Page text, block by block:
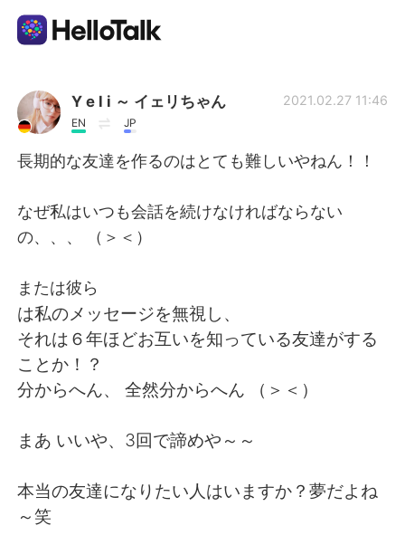
Language Exchange App
AI Grammar Checker
Español العربية
Français
Indonesia Italiano
Y e l i ～ イェリちゃん
EN JP
2021.02.27 11:46
長期的な友達を作るのはとても難しいやねん！！
なぜ私はいつも会話を続けなければならない
の、、、 （＞＜）
または彼ら
は私のメッセージを無視し、
それは６年ほどお互いを知っている友達がする
ことか！？
分からへん、 全然分からへん （＞＜）
まあ いいや、3回で諦めや～～
本当の友達になりたい人はいますか？夢だよね
～笑